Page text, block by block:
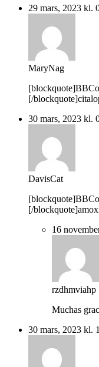
29 mars, 2023 kl.
MaryNag
[/
30 mars, 2023 kl.
DavisCat
[/
16
rzdhmviahp
Muchas
30 mars, 2023 kl.